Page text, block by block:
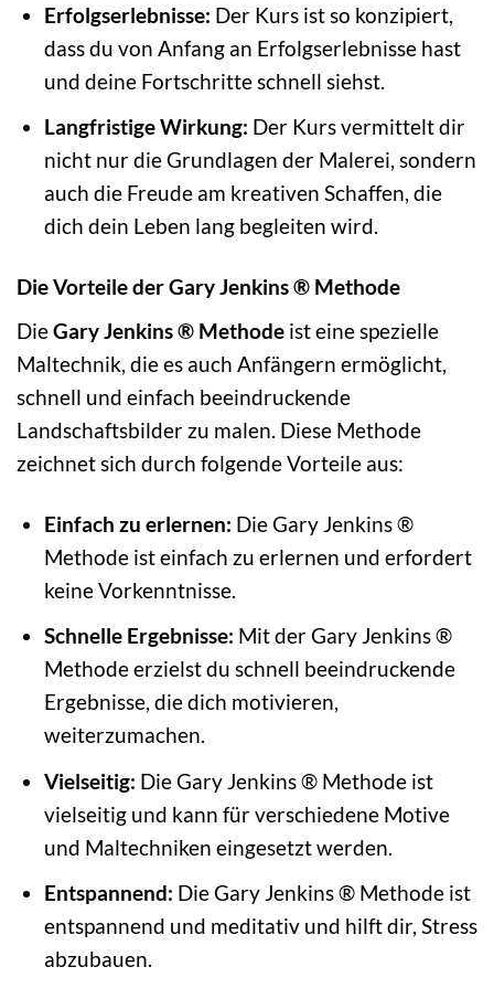
Erfolgserlebnisse: Der Kurs ist so konzipiert,
dass du von Anfang an Erfolgserlebnisse hast
und deine Fortschritte schnell siehst.
Langfristige Wirkung: Der Kurs vermittelt dir
nicht nur die Grundlagen der Malerei, sondern
auch die Freude am kreativen Schaffen, die
dich dein Leben lang begleiten wird.
Die Vorteile der Gary Jenkins ® Methode
DieGary Jenkins ® Methode ist eine spezielle
Maltechnik, die es auch Anfängern ermöglicht,
schnell und einfach beeindruckende
Landschaftsbilder zu malen. Diese Methode
zeichnet sich durch folgende Vorteile aus:
Einfach zu erlernen: Die Gary Jenkins ®
Methode ist einfach zu erlernen und erfordert
keine Vorkenntnisse.
Schnelle Ergebnisse: Mit der Gary Jenkins ®
Methode erzielst du schnell beeindruckende
Ergebnisse, die dich motivieren,
weiterzumachen.
Vielseitig: Die Gary Jenkins ® Methode ist
vielseitig und kann für verschiedene Motive
und Maltechniken eingesetzt werden.
Entspannend: Die Gary Jenkins ® Methode ist
entspannend und meditativ und hilft dir, Stress
abzubauen.